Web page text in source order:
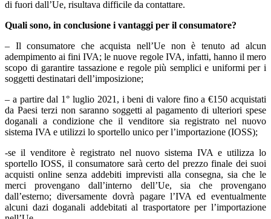
di fuori dall’Ue, risultava difficile da contattare.
Quali sono, in conclusione i vantaggi per il consumatore?
– Il consumatore che acquista nell’Ue non è tenuto ad alcun
adempimento ai fini IVA; le nuove regole IVA, infatti, hanno il mero
scopo di garantire tassazione e regole più semplici e uniformi per i
soggetti destinatari dell’imposizione;
– a partire dal 1° luglio 2021, i beni di valore fino a €150 acquistati
da Paesi terzi non saranno soggetti al pagamento di ulteriori spese
doganali a condizione che il venditore sia registrato nel nuovo
sistema IVA e utilizzi lo sportello unico per l’importazione (IOSS);
-se il venditore è registrato nel nuovo sistema IVA e utilizza lo
sportello IOSS, il consumatore sarà certo del prezzo finale dei suoi
acquisti online senza addebiti imprevisti alla consegna, sia che le
merci provengano dall’interno dell’Ue, sia che provengano
dall’esterno; diversamente dovrà pagare l’IVA ed eventualmente
alcuni dazi doganali addebitati al trasportatore per l’importazione